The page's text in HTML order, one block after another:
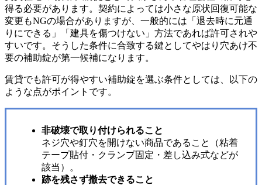
得る必要があります。契約によっては小さな原状回復可能な
変更もNGの場合がありますが、一般的には「退去時に元通
りにできる」「建具を傷つけない」方法であれば許可されや
すいです。そうした条件に合致する鍵としてやはり穴あけ不
要の補助錠が第一候補になります。
賃貸でも許可が得やすい補助錠を選ぶ条件としては、以下の
ような点がポイントです。
非破壊で取り付けられること
ネジ穴や釘穴を開けない商品であること（粘着
テープ貼付・クランプ固定・差し込み式などが
該当）。
跡を残さず撤去できること